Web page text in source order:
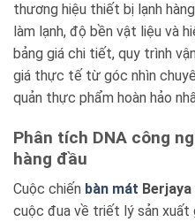
thương hiệu thiết bị lạnh
làm lạnh, độ bền vật liệu và
bảng giá chi tiết, quy trình
giá thực tế từ góc nhìn
quản thực phẩm hoàn hảo
Phân tích DNA công
hàng đầu
Cuộc chiến bàn mát
cuộc đua về triết lý sản